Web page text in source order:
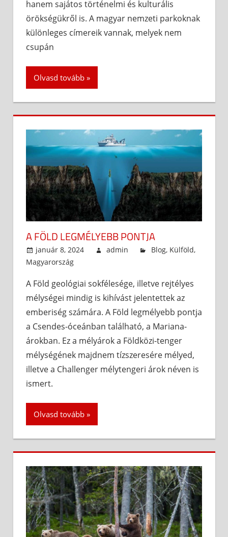
hanem sajátos történelmi és kulturális
örökségükről is. A magyar nemzeti parkoknak
különleges címereik vannak, melyek nem
csupán
Olvasd tovább
A FÖLD LEGMÉLYEBB PONTJA
január 8, 2024 admin Blog, Külföld,
Magyarország
A Föld geológiai sokfélesége, illetve rejtélyes
mélységei mindig is kihívást jelentettek az
emberiség számára. A Föld legmélyebb pontja
a Csendes-óceánban található, a Mariana-
árokban. Ez a mélyárok a Földközi-tenger
mélységének majdnem tízszeresére mélyed,
illetve a Challenger mélytengeri árok néven is
ismert.
Olvasd tovább